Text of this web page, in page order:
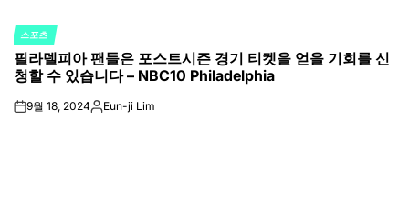
POSTED
IN
스포츠
필라델피아 팬들은 포스트시즌 경기 티켓을 얻을 기회를 신
청할 수 있습니다 – NBC10 Philadelphia
on9월 18, 2024Posted
Eun-ji Lim